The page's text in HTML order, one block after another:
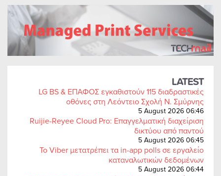
LATEST
LG BS & ΕΠΑΦΟΣ εγκαθιστούν 115 διαδραστικές
οθόνες στη Λεόντειο Σχολή Ν. Σμύρνης
5 August 2026 06:46
Ruijie-Reyee Cloud Pro: Επαγγελματική διαχείριση
δικτύου από παντού
5 August 2026 06:45
Το Viber μετατρέπει τα in-app polls σε εργαλείο
καταναλωτικών δεδομένων
5 August 2026 06:44